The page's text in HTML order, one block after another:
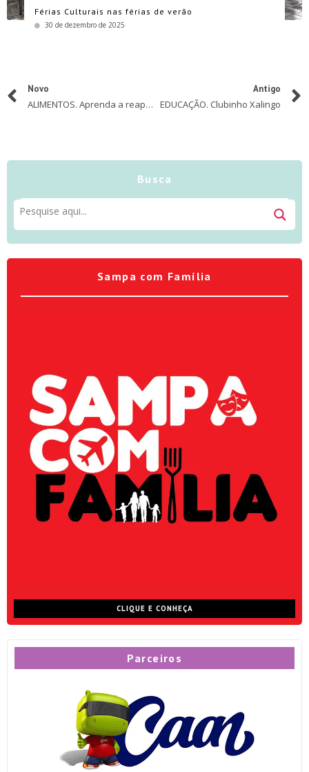
Férias Culturais nas férias de verão
30 de dezembro de 2025
Novo
ALIMENTOS. Aprenda a reaproveitar sementes e raízes para plantar horta em casa
Antigo
EDUCAÇÃO. Clubinho Xalingo
Busca
Sampa com Família
CLIQUE E CONHEÇA
Parceiros